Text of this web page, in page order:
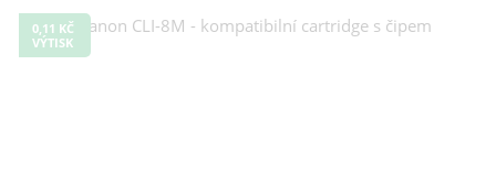
0,11 KČ
VÝTISK